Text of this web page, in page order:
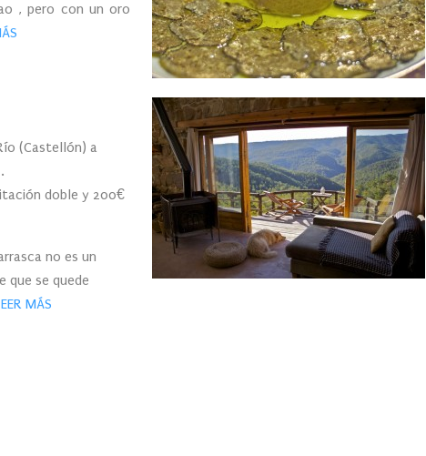
, pero con un oro
(Castellón) a
doble y 200€
no es un
que se quede
MÁS